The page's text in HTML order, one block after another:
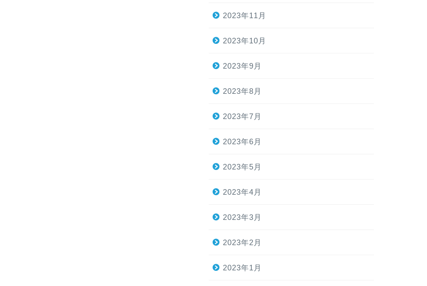
2023年11月
2023年10月
2023年9月
2023年8月
2023年7月
2023年6月
2023年5月
2023年4月
2023年3月
2023年2月
2023年1月